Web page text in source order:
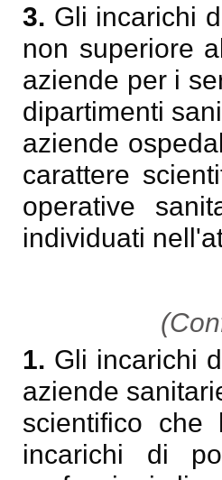
3. Gli incarichi
non superiore
aziende per i
dipartimenti
aziende
carattere
operative
individuati
1. Gli incarichi
aziende
scientifico che
incarichi di